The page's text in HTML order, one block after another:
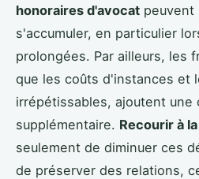
honoraires d'avocat peuvent
s'accumuler, en particulier
prolongées. Par ailleurs, les
que les coûts d'instances et
irrépétissables, ajoutent une
supplémentaire. Recourir à
seulement de diminuer ces
de préserver des relations,